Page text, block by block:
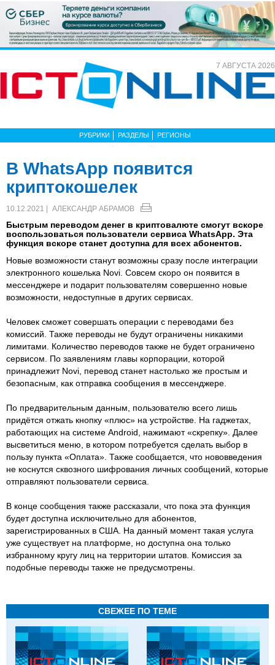
7 АВГУСТА 2026
РУБРИКИ РАЗДЕЛЫ РЕГИОНЫ
В WhatsApp появится
криптокошелек
10.12.2021 | АЛЕКСАНДР АБРАМОВ
Быстрым переводом денег в криптовалюте смогут вскоре
воспользоваться пользователи сервиса WhatsApp. Эта
функция вскоре станет доступна для всех абонентов.
Новые возможности станут возможны сразу после интеграции
электронного кошелька Novi. Совсем скоро он появится в
мессенджере и подарит пользователям совершенно новые
возможности, недоступные в других сервисах.
Человек сможет совершать операции с переводами без
комиссий. Также переводы не будут ограничены никакими
лимитами. Количество переводов также не будет ограничено
сервисом. По заявлениям главы корпорации, которой
принадлежит Novi, перевод станет настолько же простым и
безопасным, как отправка сообщения в мессенджере.
По предварительным данным, пользователю всего лишь
придётся отжать кнопку «плюс» на устройстве. На гаджетах,
работающих на системе Android, нажимают «скрепку». Далее
высветиться меню, в котором потребуется сделать выбор в
пользу пункта «Оплата». Также сообщается, что нововведения
не коснутся сквозного шифрования личных сообщений, которые
отправляют пользователи сервиса.
В конце сообщения также рассказали, что пока эта функция
будет доступна исключительно для абонентов,
зарегистрированных в США. На данный момент такая услуга
уже существует на платформе, но доступна она только
избранному кругу лиц на территории штатов. Комиссия за
подобные переводы также не предусмотрены.
СВЕЖЕЕ ПО ТЕМЕ